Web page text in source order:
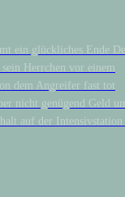
ein glückliches Ende
Herrchen vor einem
dem Angreifer fast tot
nicht genügend Geld
auf der